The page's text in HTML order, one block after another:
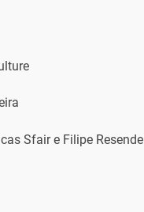
Sfair e Filipe Resende